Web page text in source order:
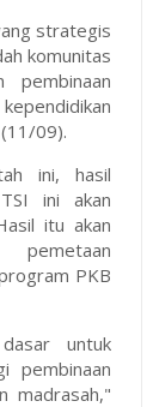
strategis
komunitas
pembinaan
09).
ini, hasil
ini akan
itu akan
pemetaan
PKB
untuk
pembinaan
madrasah,"